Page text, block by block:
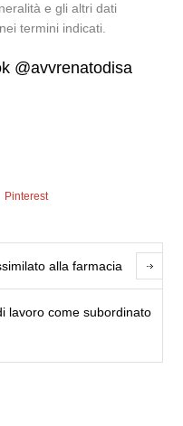
e gli altri dati
termini indicati.
@avvrenatodisa
Pinterest
alla farmacia
lavoro come subordinato